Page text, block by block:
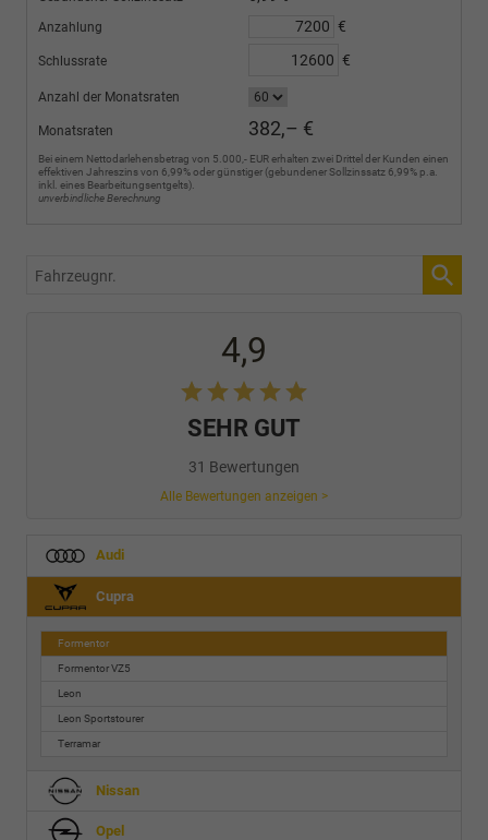
Anzahlung €
Schlussrate €
Anzahl der Monatsraten
Monatsraten 382,– €
Bei einem Nettodarlehensbetrag von 5.000,- EUR erhalten zwei Drittel der Kunden einen
effektiven Jahreszins von 6,99% oder günstiger (gebundener Sollzinssatz 6,99% p.a.
inkl. eines Bearbeitungsentgelts).
unverbindliche Berechnung
Fahrzeugnr.
4,9
SEHR GUT
31 Bewertungen
Alle Bewertungen anzeigen >
Audi
Cupra
Formentor
Formentor VZ5
Leon
Leon Sportstourer
Terramar
Nissan
Opel